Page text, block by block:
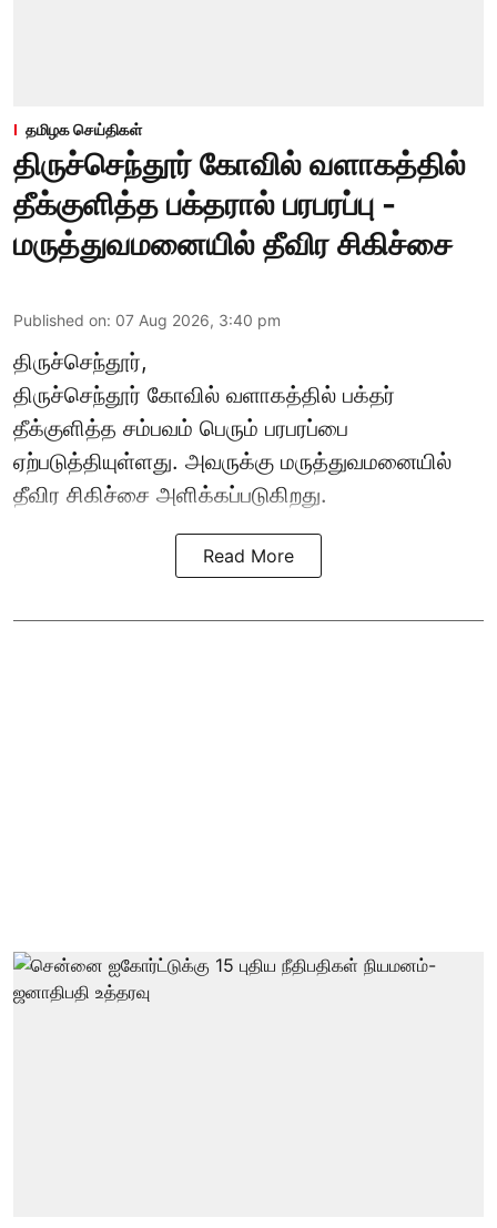
தமிழக செய்திகள்
திருச்செந்தூர் கோவில் வளாகத்தில்
தீக்குளித்த பக்தரால் பரபரப்பு -
மருத்துவமனையில் தீவிர சிகிச்சை
Published on: 07 Aug 2026, 3:40 pm
திருச்செந்தூர்,
திருச்செந்தூர் கோவில் வளாகத்தில் பக்தர்
தீக்குளித்த சம்பவம் பெரும் பரபரப்பை
ஏற்படுத்தியுள்ளது. அவருக்கு மருத்துவமனையில்
தீவிர சிகிச்சை அளிக்கப்படுகிறது.
Read More